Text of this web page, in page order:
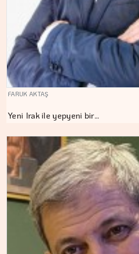
FARUK AKTAŞ
Yeni Irak ile yepyeni bir…